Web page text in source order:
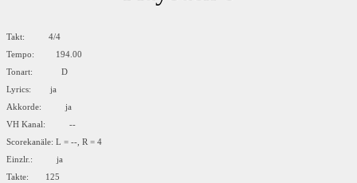
Takt: 4/4
Tempo: 194.00
Tonart: D
Lyrics: ja
Akkorde: ja
VH Kanal: --
Scorekanäle: L = --, R = 4
Einzlr.: ja
Takte: 125